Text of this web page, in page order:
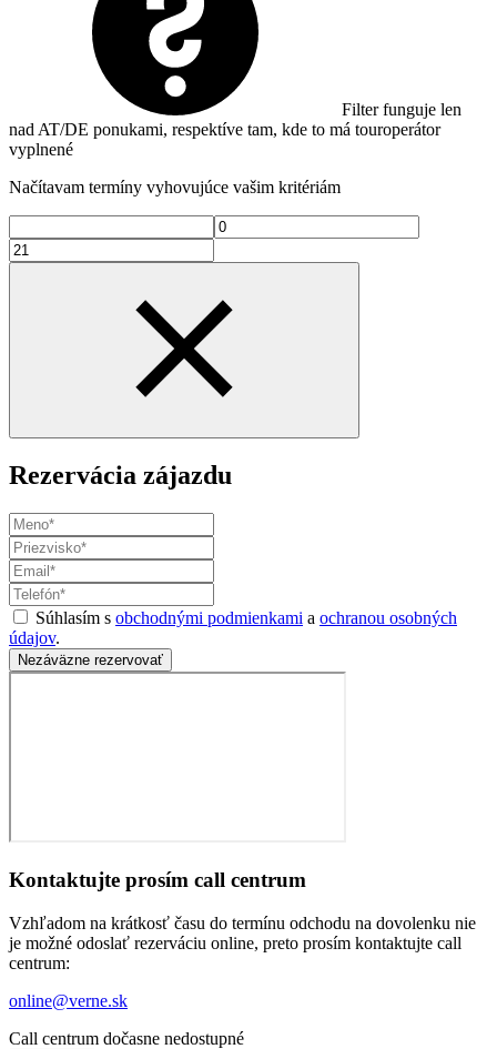
Filter funguje len
nad AT/DE ponukami, respektíve tam, kde to má touroperátor
vyplnené
Načítavam termíny vyhovujúce vašim kritériám
Rezervácia zájazdu
Súhlasím s obchodnými podmienkami a ochranou osobných
údajov.
Nezáväzne rezervovať
Kontaktujte prosím call centrum
Vzhľadom na krátkosť času do termínu odchodu na dovolenku nie
je možné odoslať rezerváciu online, preto prosím kontaktujte call
centrum:
online@verne.sk
Call centrum dočasne nedostupné